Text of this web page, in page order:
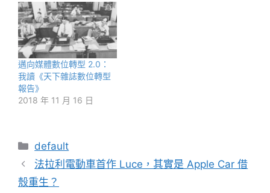
邁向媒體數位轉型 2.0：
我讀《天下雜誌數位轉型
報告》
2018 年 11 月 16 日
分
類
default
法拉利電動車首作 Luce，其實是 Apple Car 借
殼重生？